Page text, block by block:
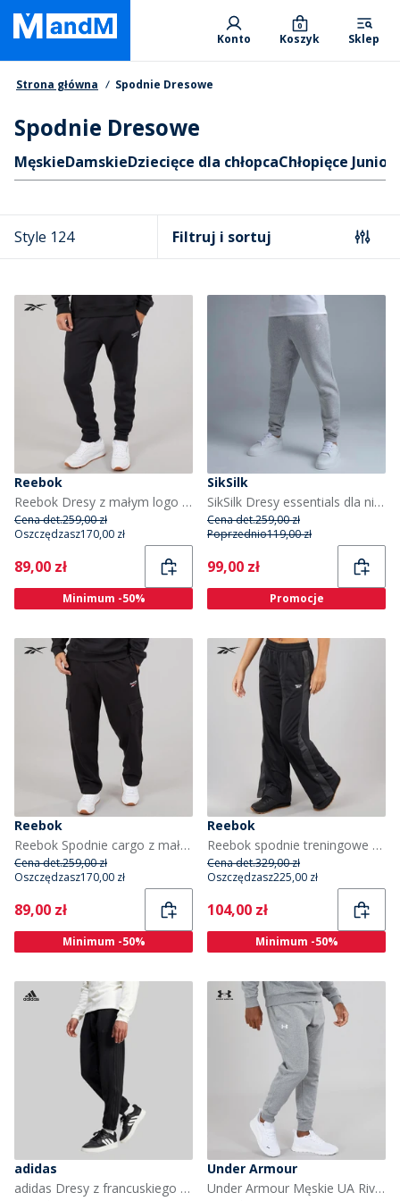
Skip
main
content
Primary departments
Konto Koszyk
0
Sklep
Nawigacja okruszkowa
Strona główna Spodnie Dresowe
Spodnie Dresowe
Skróty
MęskieDamskieDziecięce dla chłopcaChłopięce Junior
Style 124 Filtruj i sortuj
Reebok
Reebok Dresy z małym logo z polaru dla niego kolor Czarny
Cena det.259,00 zł
Oszczędzasz170,00 zł
Current
89,00 zł
Minimum -50%
SikSilk
SikSilk Dresy essentials dla niego kolor Grey Marl
Cena det.259,00 zł
Poprzednio119,00 zł
Current
99,00 zł
Promocje
Reebok
Reebok Spodnie cargo z małym logo dla niego kolor czarno-biały/Vector Red
Cena det.259,00 zł
Oszczędzasz170,00 zł
Current
89,00 zł
Minimum -50%
Reebok
Reebok spodnie treningowe dla niej kolor Czarny
Cena det.329,00 zł
Oszczędzasz225,00 zł
Current
104,00 zł
Minimum -50%
adidas
adidas Dresy z francuskiego frotte z z logo dla niego kolor Czarny
Under Armour
Under Armour Męskie UA Rival Spodnie Dresowe Odcienie szarości